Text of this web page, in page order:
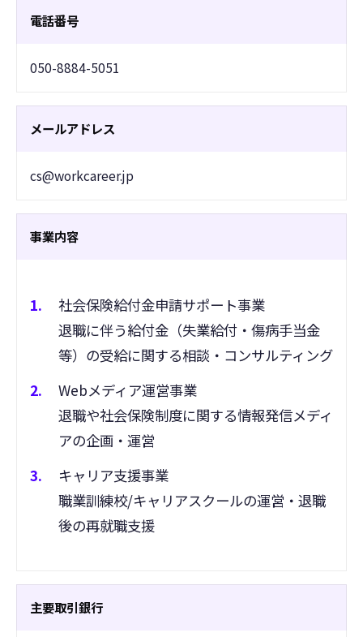
電話番号
050-8884-5051
メールアドレス
cs@workcareer.jp
事業内容
社会保険給付金申請サポート事業
退職に伴う給付金（失業給付・傷病手当金
等）の受給に関する相談・コンサルティング
Webメディア運営事業
退職や社会保険制度に関する情報発信メディ
アの企画・運営
キャリア支援事業
職業訓練校/キャリアスクールの運営・退職
後の再就職支援
主要取引銀行